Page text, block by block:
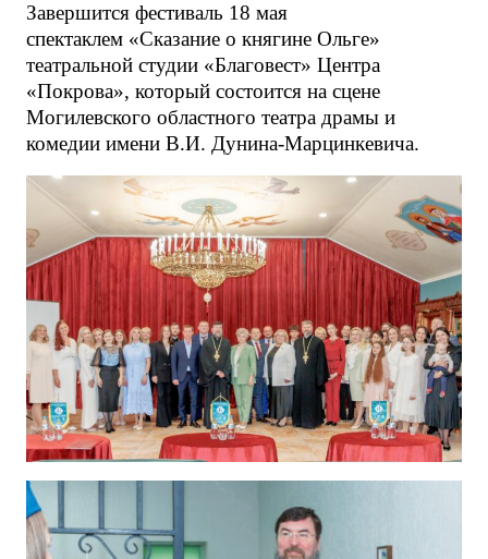
Завершится фестиваль 18 мая
спектаклем «Сказание о княгине Ольге»
театральной студии «Благовест» Центра
«Покрова», который состоится на сцене
Могилевского областного театра драмы и
комедии имени В.И. Дунина-Марцинкевича.